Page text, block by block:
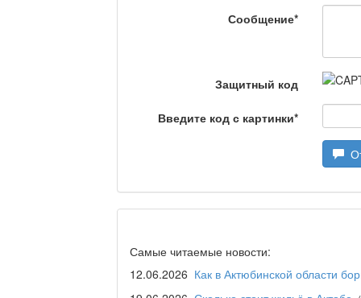
Что скажет доктор?
Станем чемпионами /
Я открываю мир /
Дәрігер не айтады?
Сообщение*
Защитный код
Введите код с картинки*
Самые читаемые новости:
12.06.2026 Как в Актюбинской области